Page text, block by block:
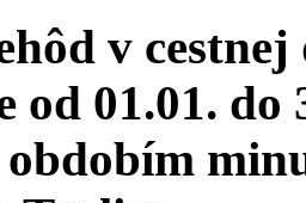
v cestnej
od 01.01. do